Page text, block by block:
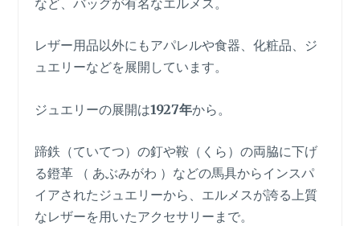
レザー用品以外にもアパレルや食器、化粧品、ジ
ュエリーなどを展開しています。
ジュエリーの展開は1927年から。
蹄鉄（ていてつ）の釘や鞍（くら）の両脇に下げ
る鐙革 （ あぶみがわ ）などの馬具からインスパ
イアされたジュエリーから、エルメスが誇る上質
なレザーを用いたアクセサリーまで。